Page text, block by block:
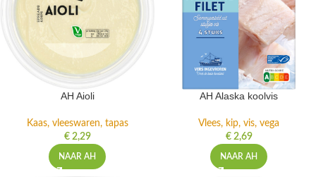
AH Aioli
Kaas, vleeswaren, tapas
€2,29
NAAR AH
AH Alaska koolvis
Vlees, kip, vis, vega
€2,69
NAAR AH